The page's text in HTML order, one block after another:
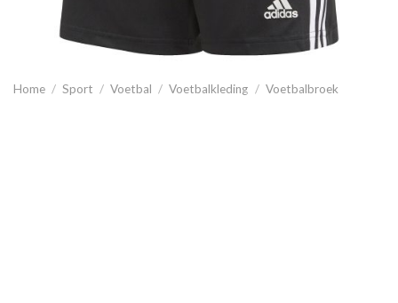
Home / Sport / Voetbal / Voetbalkleding / Voetbalbroek